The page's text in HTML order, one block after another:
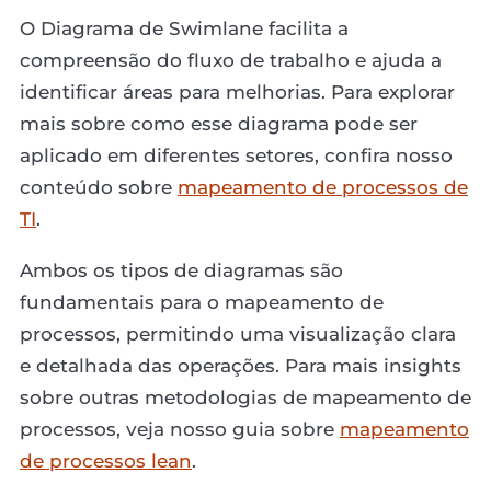
O Diagrama de Swimlane facilita a
compreensão do fluxo de trabalho e ajuda a
identificar áreas para melhorias. Para explorar
mais sobre como esse diagrama pode ser
aplicado em diferentes setores, confira nosso
conteúdo sobre mapeamento de processos de
TI.
Ambos os tipos de diagramas são
fundamentais para o mapeamento de
processos, permitindo uma visualização clara
e detalhada das operações. Para mais insights
sobre outras metodologias de mapeamento de
processos, veja nosso guia sobre mapeamento
de processos lean.